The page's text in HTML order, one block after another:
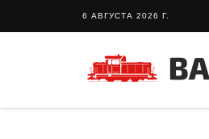
6 АВГУСТА 2026 Г.